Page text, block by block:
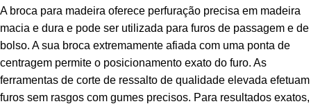
A broca para madeira oferece perfuração precisa em madeira
macia e dura e pode ser utilizada para furos de passagem e de
bolso. A sua broca extremamente afiada com uma ponta de
centragem permite o posicionamento exato do furo. As
ferramentas de corte de ressalto de qualidade elevada efetuam
furos sem rasgos com gumes precisos. Para resultados exatos,